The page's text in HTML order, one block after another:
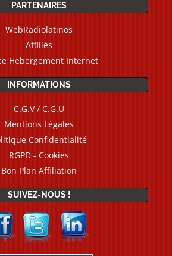
PARTENAIRES
WebRadiolatinos
Affiliés
Hebergement Internet
INFORMATIONS
C.G.V / C.G.U
Mentions Légales
Confidentialité
RGPD - Cookies
Bon Plan Affiliation
SUIVEZ-NOUS !